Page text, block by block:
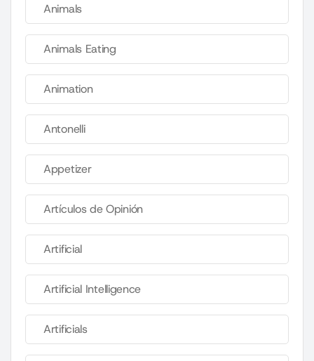
Animals
Animals Eating
Animation
Antonelli
Appetizer
Artículos de Opinión
Artificial
Artificial Intelligence
Artificials